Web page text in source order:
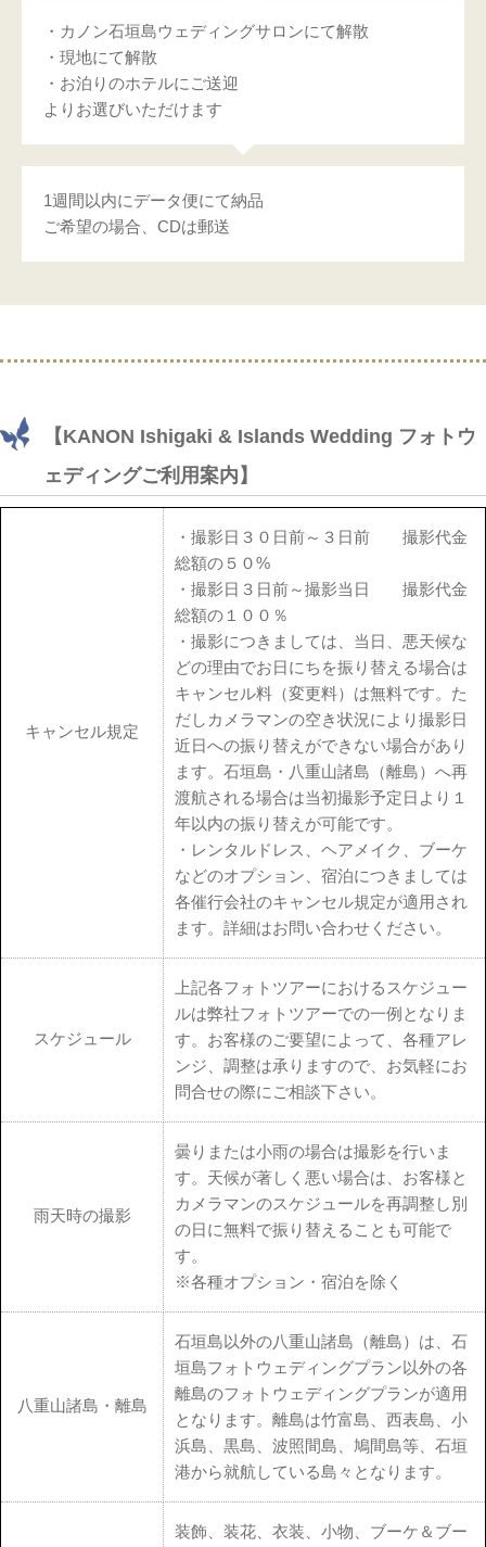
・カノン石垣島ウェディングサロンにて解散
・現地にて解散
・お泊りのホテルにご送迎
よりお選びいただけます
1週間以内にデータ便にて納品
ご希望の場合、CDは郵送
【KANON Ishigaki & Islands Wedding フォトウ
ェディングご利用案内】
キャンセル規定
・撮影日３０日前～３日前 撮影代金
総額の５０%
・撮影日３日前～撮影当日 撮影代金
総額の１００％
・撮影につきましては、当日、悪天候な
どの理由でお日にちを振り替える場合は
キャンセル料（変更料）は無料です。た
だしカメラマンの空き状況により撮影日
近日への振り替えができない場合があり
ます。石垣島・八重山諸島（離島）へ再
渡航される場合は当初撮影予定日より１
年以内の振り替えが可能です。
・レンタルドレス、ヘアメイク、ブーケ
などのオプション、宿泊につきましては
各催行会社のキャンセル規定が適用され
ます。詳細はお問い合わせください。
スケジュール
上記各フォトツアーにおけるスケジュー
ルは弊社フォトツアーでの一例となりま
す。お客様のご要望によって、各種アレ
ンジ、調整は承りますので、お気軽にお
問合せの際にご相談下さい。
雨天時の撮影
曇りまたは小雨の場合は撮影を行いま
す。天候が著しく悪い場合は、お客様と
カメラマンのスケジュールを再調整し別
の日に無料で振り替えることも可能で
す。
※各種オプション・宿泊を除く
八重山諸島・離島
石垣島以外の八重山諸島（離島）は、石
垣島フォトウェディングプラン以外の各
離島のフォトウェディングプランが適用
となります。離島は竹富島、西表島、小
浜島、黒島、波照間島、鳩間島等、石垣
港から就航している島々となります。
装飾、装花、衣装、小物、ブーケ＆ブー